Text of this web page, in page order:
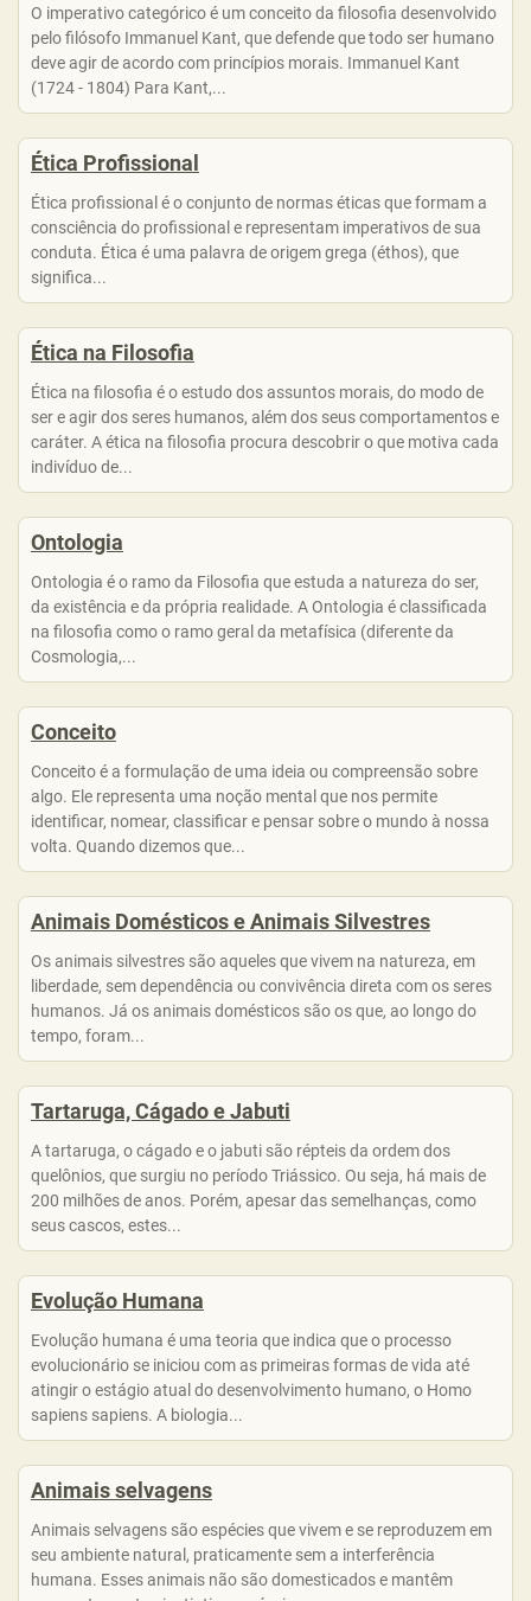
O imperativo categórico é um conceito da filosofia desenvolvido
pelo filósofo Immanuel Kant, que defende que todo ser humano
deve agir de acordo com princípios morais. Immanuel Kant
(1724 - 1804) Para Kant,...
Ética Profissional
Ética profissional é o conjunto de normas éticas que formam a
consciência do profissional e representam imperativos de sua
conduta. Ética é uma palavra de origem grega (éthos), que
significa...
Ética na Filosofia
Ética na filosofia é o estudo dos assuntos morais, do modo de
ser e agir dos seres humanos, além dos seus comportamentos e
caráter. A ética na filosofia procura descobrir o que motiva cada
indivíduo de...
Ontologia
Ontologia é o ramo da Filosofia que estuda a natureza do ser,
da existência e da própria realidade. A Ontologia é classificada
na filosofia como o ramo geral da metafísica (diferente da
Cosmologia,...
Conceito
Conceito é a formulação de uma ideia ou compreensão sobre
algo. Ele representa uma noção mental que nos permite
identificar, nomear, classificar e pensar sobre o mundo à nossa
volta. Quando dizemos que...
Animais Domésticos e Animais Silvestres
Os animais silvestres são aqueles que vivem na natureza, em
liberdade, sem dependência ou convivência direta com os seres
humanos. Já os animais domésticos são os que, ao longo do
tempo, foram...
Tartaruga, Cágado e Jabuti
A tartaruga, o cágado e o jabuti são répteis da ordem dos
quelônios, que surgiu no período Triássico. Ou seja, há mais de
200 milhões de anos. Porém, apesar das semelhanças, como
seus cascos, estes...
Evolução Humana
Evolução humana é uma teoria que indica que o processo
evolucionário se iniciou com as primeiras formas de vida até
atingir o estágio atual do desenvolvimento humano, o Homo
sapiens sapiens. A biologia...
Animais selvagens
Animais selvagens são espécies que vivem e se reproduzem em
seu ambiente natural, praticamente sem a interferência
humana. Esses animais não são domesticados e mantêm